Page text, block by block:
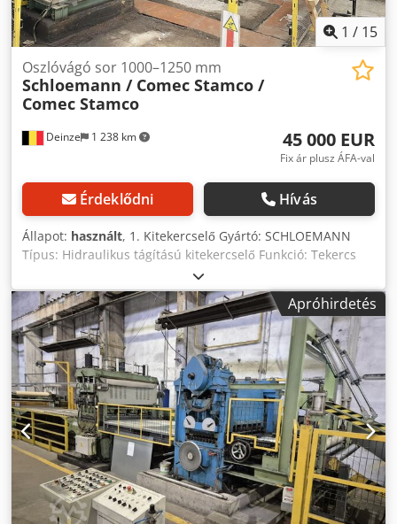
1 / 15
Deinze 1 238 km
Oszlóvágó sor 1000–1250 mm
Schloemann / Comec Stamco /
Comec Stamco
45 000 EUR
Fix ár plusz ÁFA-val
Érdeklődni Hívás
Állapot: használt, 1. Kitekercselő Gyártó: SCHLOEMANN
Típus: Hidraulikus tágítású kitekercselő Funkció: Tekercs
tartása és vezérelt forgatása Tágítás vezérlése: Hidraulikus
Váz: Hegesztett acél alap, integrált fékkel Becsült kapacitás:
8–12 tonna Tekercsbélés átmérője: Ø 508 mm ----- 🔹 2.
Egyengető / Húzóhenger Gyártó: COMEC (Société de
Constructions Mécaniques de Creil) Típus: Húzóhenger és
egyengető gép Vezérlés: Mechanikus Dedpow Dd Igsfx
Acfskr Megrendelési szám: 1305.1268 Ajánlott
kenőanyagok: Shell Macoma, Tellus, Alvania (adattábla
szerint) Funkció: Szalag előtolása és kiegyengetése aprítás
előtt Másodlagos szerep: Szinkronizált szalagbehúzás -----
🔹 3. Hasítógép Gyártó: COMEC Típus: Körkéses hasítógép
Meghajtás: Mechanikus hajtómű Késállítás: Kézi Felszerelt
kések: ~10 készlet (látható) Funkció: Fémlemezek hosszanti
hasítása keskeny szalagokra ----- 🔹 4. Daraboló olló
Apróhirdetés